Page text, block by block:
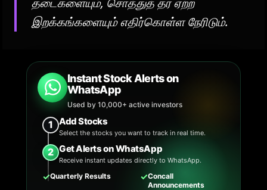
இறக்கங்களையும் எதிர்கொள்ள நேரிடும்.
Instant Stock Alerts on
WhatsApp
Used by 10,000+ active investors
1 Add Stocks
Select the stocks you want to track in real time.
2 Get Alerts on WhatsApp
Receive instant updates directly to WhatsApp.
✓Quarterly Results ✓Concall
Announcements